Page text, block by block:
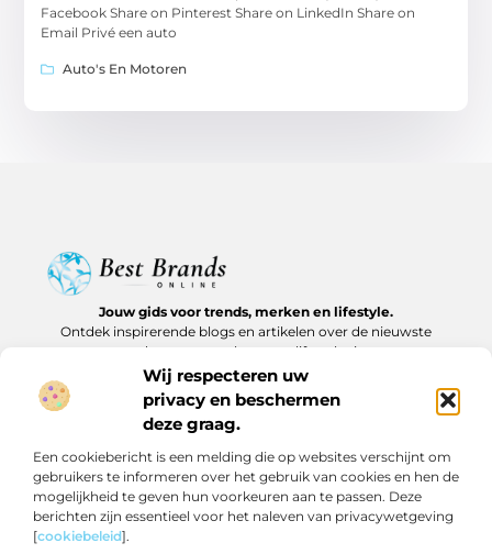
Wij respecteren uw
privacy en beschermen
deze graag.
Een cookiebericht is een melding die op websites verschijnt om
gebruikers te informeren over het gebruik van cookies en hen de
mogelijkheid te geven hun voorkeuren aan te passen. Deze
berichten zijn essentieel voor het naleven van privacywetgeving
[cookiebeleid].
Facebook Share on Pinterest Share on LinkedIn Share on
Email Privé een auto
Auto's En Motoren
Jouw gids voor trends, merken en lifestyle.
Ontdek inspirerende blogs en artikelen over de nieuwste
producten, must-haves en lifestyle tips.
Bericht categorie
Onze informatie